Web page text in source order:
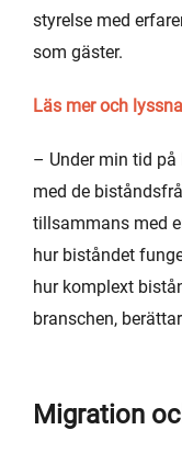
styrelse med
som gäster.
Läs mer och
– Under min tid
med de
tillsammans med
hur biståndet
hur komplext
branschen,
Migration